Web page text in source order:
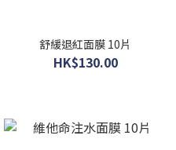
舒緩退紅面膜 10片
HK$130.00